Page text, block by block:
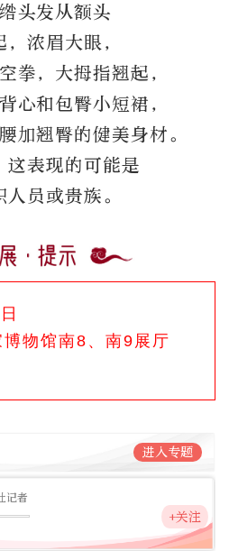
头发从额头
浓眉大眼，
拳，大拇指翘起，
心和包臀小短裙，
加翘臀的健美身材。
这表现的可能是
员或贵族。
物馆南8、南9展厅
进入专题
记者
+关注